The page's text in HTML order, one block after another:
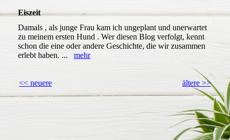
Eiszeit
Damals , als junge Frau kam ich ungeplant und unerwartet
zu meinem ersten Hund . Wer diesen Blog verfolgt, kennt
schon die eine oder andere Geschichte, die wir zusammen
erlebt haben. ... mehr
<< neuere ältere >>